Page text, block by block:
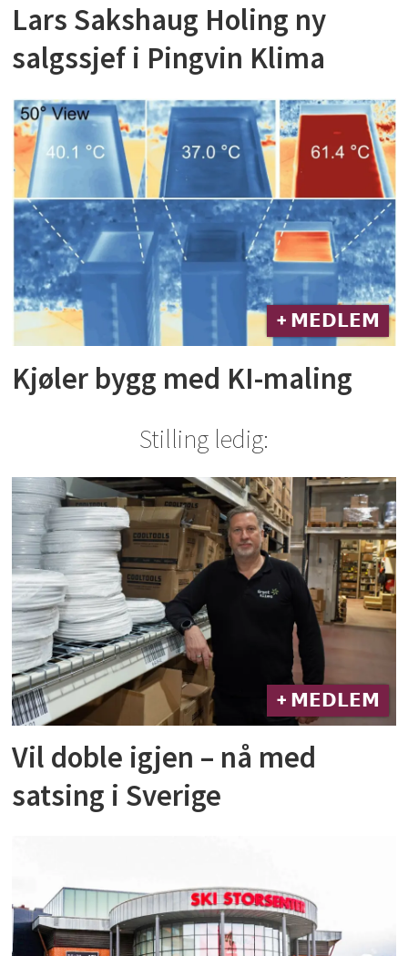
Lars Sakshaug Holing ny
salgssjef i Pingvin Klima
+ 𝗠𝗘𝗗𝗟𝗘𝗠
Kjøler bygg med KI-maling
Stilling ledig:
+ 𝗠𝗘𝗗𝗟𝗘𝗠
Vil doble igjen – nå med
satsing i Sverige